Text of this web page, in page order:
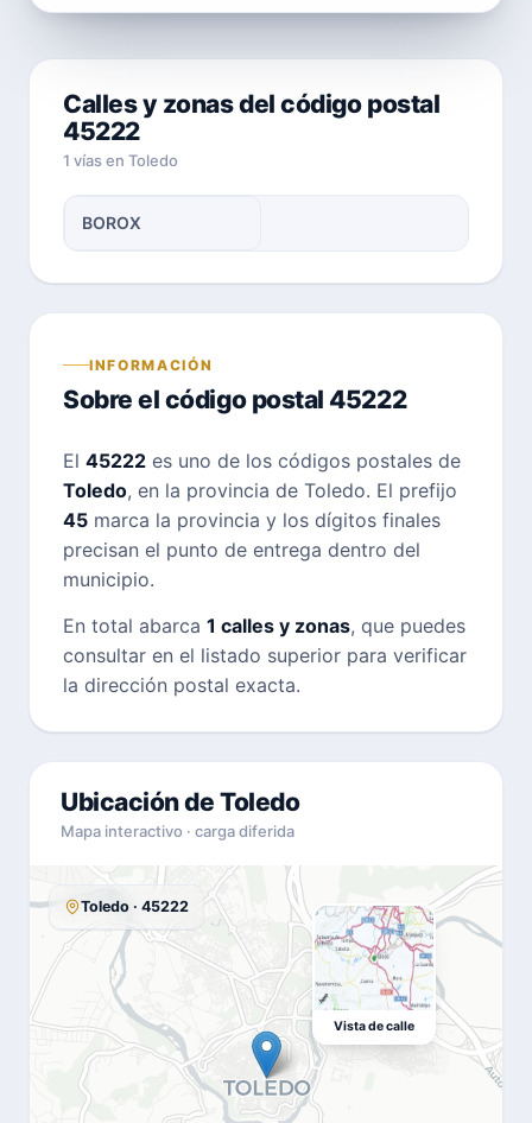
Calles y zonas del código postal
45222
1 vías en Toledo
BOROX
INFORMACIÓN
Sobre el código postal 45222
El 45222 es uno de los códigos postales de
Toledo, en la provincia de Toledo. El prefijo
45 marca la provincia y los dígitos finales
precisan el punto de entrega dentro del
municipio.
En total abarca 1 calles y zonas, que puedes
consultar en el listado superior para verificar
la dirección postal exacta.
Ubicación de Toledo
Mapa interactivo · carga diferida
Toledo · 45222
Vista de calle